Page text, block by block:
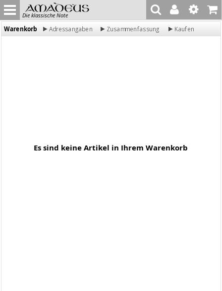
Die klassische Note
Warenkorb Adressangaben Zusammenfassung Kaufen
Es sind keine Artikel in Ihrem Warenkorb